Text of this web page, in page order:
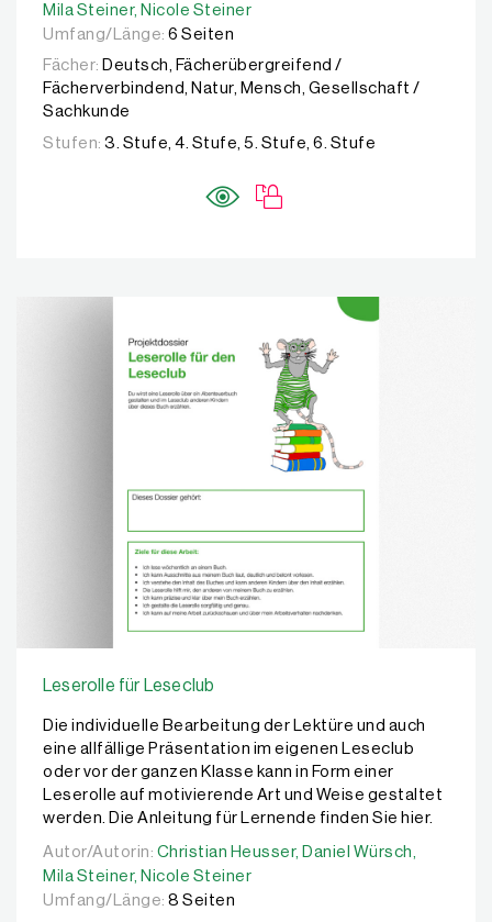
Mila Steiner, Nicole Steiner
Umfang/Länge: 6 Seiten
Fächer: Deutsch, Fächerübergreifend /
Fächerverbindend, Natur, Mensch, Gesellschaft /
Sachkunde
Stufen: 3. Stufe, 4. Stufe, 5. Stufe, 6. Stufe
Leserolle für Leseclub
Die individuelle Bearbeitung der Lektüre und auch
eine allfällige Präsentation im eigenen Leseclub
oder vor der ganzen Klasse kann in Form einer
Leserolle auf motivierende Art und Weise gestaltet
werden. Die Anleitung für Lernende finden Sie hier.
Autor/Autorin: Christian Heusser, Daniel Würsch,
Autor/Autorin: Christian Heusser,
Daniel Würsch,
Mila Steiner, Nicole Steiner
Umfang/Länge: 8 Seiten